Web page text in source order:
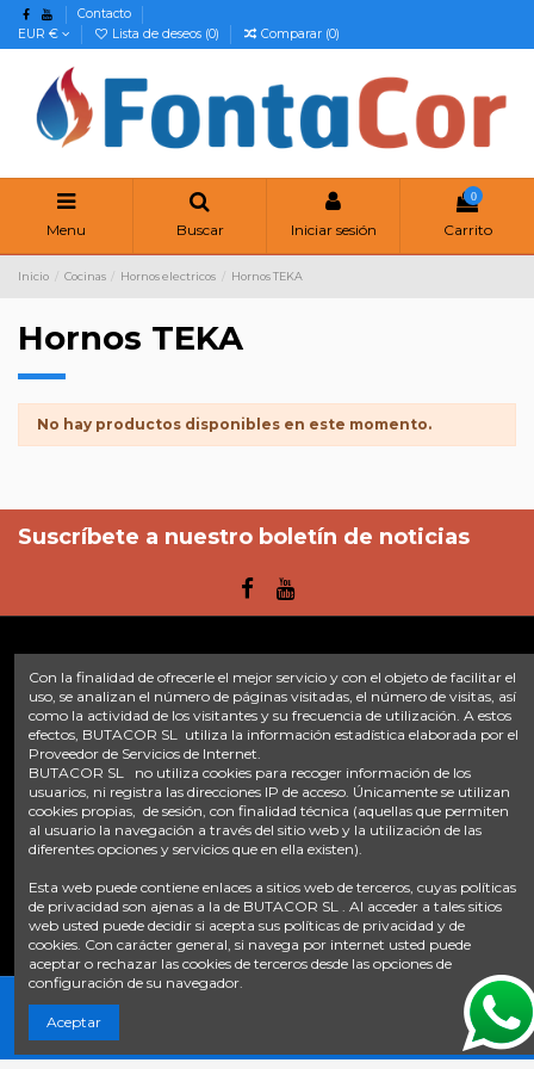
Contacto
EUR €
Lista de deseos (0) Comparar (0)
Menu Buscar Iniciar sesión
0
Carrito
Inicio Cocinas Hornos electricos Hornos TEKA
Hornos TEKA
No hay productos disponibles en este momento.
Suscríbete a nuestro boletín de noticias
Enlaces
Inicio Sobre nosotros Contacte con nosotros
Aviso legal
Política de privacidad
Tratamiento de datos
Términos y condiciones
Plazos de envío
Contáctanos
638 28 57 85
info@fontacor.com
© FONTACOR
2026 Todos los derechos reservados. | Desarrollado por
Con la finalidad de ofrecerle el mejor servicio y con el objeto de facilitar el
uso, se analizan el número de páginas visitadas, el número de visitas, así
como la actividad de los visitantes y su frecuencia de utilización. A estos
efectos, BUTACOR SL utiliza la información estadística elaborada por el
Proveedor de Servicios de Internet.
BUTACOR SL no utiliza cookies para recoger información de los
usuarios, ni registra las direcciones IP de acceso. Únicamente se utilizan
cookies propias, de sesión, con finalidad técnica (aquellas que permiten
al usuario la navegación a través del sitio web y la utilización de las
diferentes opciones y servicios que en ella existen).
Esta web puede contiene enlaces a sitios web de terceros, cuyas políticas
de privacidad son ajenas a la de BUTACOR SL . Al acceder a tales sitios
web usted puede decidir si acepta sus políticas de privacidad y de
cookies. Con carácter general, si navega por internet usted puede
aceptar o rechazar las cookies de terceros desde las opciones de
configuración de su navegador.
Aceptar